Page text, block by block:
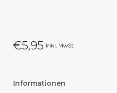
€5,95 Inkl. MwSt.
Informationen